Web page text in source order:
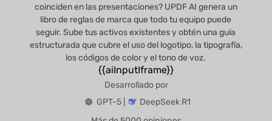
coinciden en las presentaciones? UPDF AI genera un
libro de reglas de marca que todo tu equipo puede
seguir. Sube tus activos existentes y obtén una guía
estructurada que cubre el uso del logotipo, la tipografía,
los códigos de color y el tono de voz.
{{aiInputIframe}}